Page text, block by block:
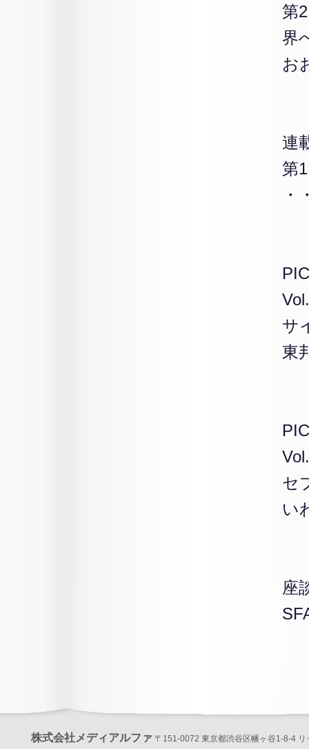
第
界
お
連
第
サ
東
セ
い
座
株式会社メディアルファ 〒151-0072 東京都渋谷区幡ヶ谷1-8-4